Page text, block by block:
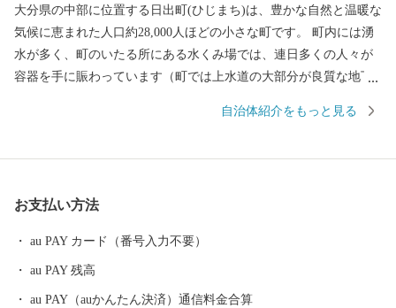
大分県の中部に位置する日出町(ひじまち)は、豊かな自然と温暖な
気候に恵まれた人口約28,000人ほどの小さな町です。 町内には湧
水が多く、町のいたる所にある水くみ場では、連日多くの人々が
容器を手に賑わっています（町では上水道の大部分が良質な地下
しており、真清水と海水が混ざる海域では、町の特産品である高
ど、町の魅力がつまったお礼の品をご用意しています。 【ご寄附
にあたっての注意事項】 ・お礼品は、送付者名に、お礼品受発注
します。 （送付者名の変更は承っておりません） ・寄附者住所と
お礼品送付先住所が異なる場合、送付先でお品を受け取る方に対
自治体紹介をもっと見る
お支払い方法
au PAY カード（番号入力不要）
au PAY 残高
au PAY（auかんたん決済）通信料金合算